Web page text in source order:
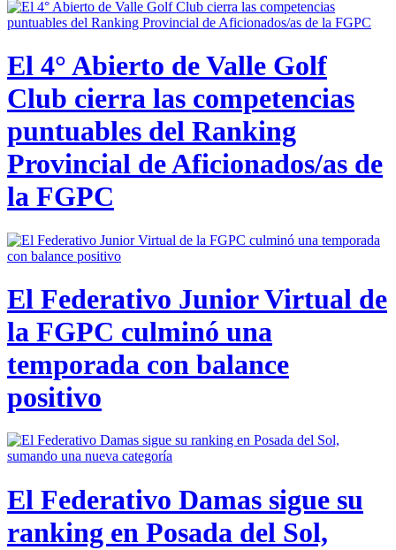
El 4° Abierto de Valle Golf
Club cierra las competencias
puntuables del Ranking
Provincial de Aficionados/as de
la FGPC
El Federativo Junior Virtual de
la FGPC culminó una
temporada con balance
positivo
El Federativo Damas sigue su
ranking en Posada del Sol,